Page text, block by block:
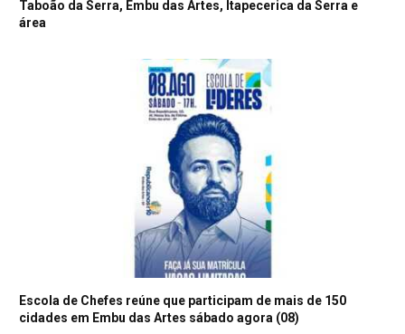
Taboão da Serra, Embu das Artes, Itapecerica da Serra e
área
Escola de Chefes reúne que participam de mais de 150
cidades em Embu das Artes sábado agora (08)